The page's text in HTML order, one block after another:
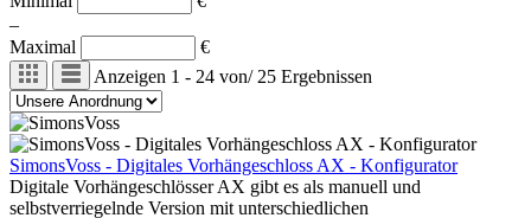
–
Maximal
€
Anzeigen 1 - 24 von/25 Ergebnissen
SimonsVoss - Digitales Vorhängeschloss AX - Konfigurator
Digitale Vorhängeschlösser AX gibt es als manuell und
selbstverriegelnde Version mit unterschiedlichen